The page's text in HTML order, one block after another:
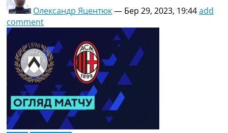
Олександр Яцентюк— Бер 29, 2023, 19:44add
comment